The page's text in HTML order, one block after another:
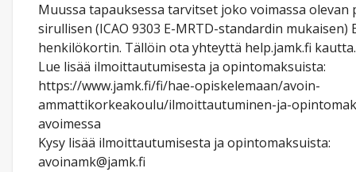
Muussa tapauksessa tarvitset joko voimassa olevan
sirullisen (ICAO 9303 E-MRTD-standardin mukaisen)
henkilökortin. Tällöin ota yhteyttä help.jamk.fi kautta.
Lue lisää ilmoittautumisesta ja opintomaksuista:
https://www.jamk.fi/fi/hae-opiskelemaan/avoin-
ammattikorkeakoulu/ilmoittautuminen-ja-
avoimessa
Kysy lisää ilmoittautumisesta ja opintomaksuista:
avoinamk@jamk.fi